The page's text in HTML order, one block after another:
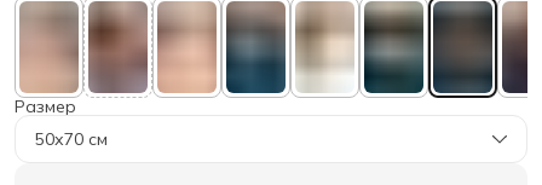
Размер
50х70 см